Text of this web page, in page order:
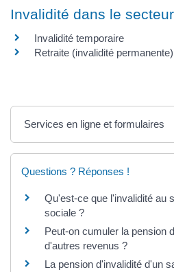
Invalidité dans le
Invalidité temporaire
Retraite (invalidité permanente)
Services en ligne et formulaires
Questions ? Réponses !
Qu'est-ce que l'invalidité au
sociale ?
Peut-on cumuler la pension
d'autres revenus ?
La pension d'invalidité d'un